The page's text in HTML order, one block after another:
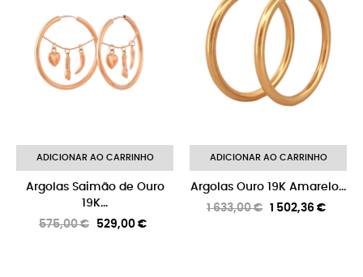
ADICIONAR AO CARRINHO
Argolas Saimão de Ouro
19K...
Preço
575,00 € Preço
529,00 €
ADICIONAR AO CARRINHO
Argolas Ouro 19K Amarelo...
Preço
1 633,00 € Preço
1 502,36 €